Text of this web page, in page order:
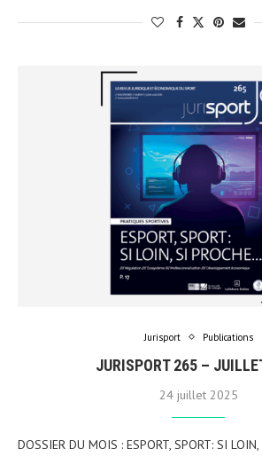
Jurisport Publications
JURISPORT 265 –
24 juillet 2025
DOSSIER DU MOIS : ESPORT, SPORT: SI